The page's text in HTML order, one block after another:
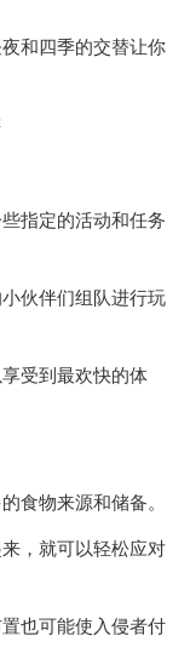
和四季的交替让你
指定的活动和任务
伙伴们组队进行玩
受到最欢快的体
食物来源和储备。
，就可以轻松应对
也可能使入侵者付